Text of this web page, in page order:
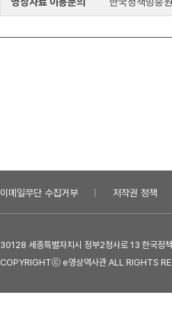
이메일무단 수집거부 저작권 정책
30128 세종특별자치시 정부2청사로 13 한국
COPYRIGHTⓒ e영상역사관 ALL RIGHTS